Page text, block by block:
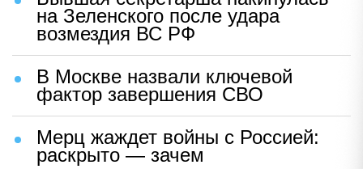
на Зеленского после удара
возмездия ВС РФ
В Москве назвали ключевой
фактор завершения СВО
Мерц жаждет войны с Россией:
раскрыто — зачем